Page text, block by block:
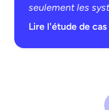
seulement les
Lire l'étude de